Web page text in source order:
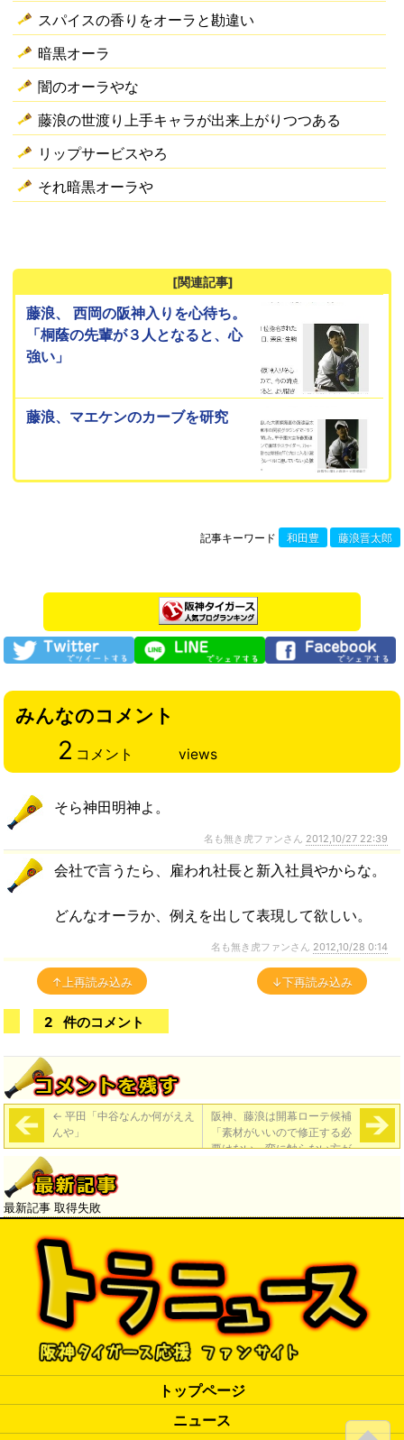
スパイスの香りをオーラと勘違い
暗黒オーラ
闇のオーラやな
藤浪の世渡り上手キャラが出来上がりつつある
リップサービスやろ
それ暗黒オーラや
[関連記事]
藤浪、 西岡の阪神入りを心待ち。
「桐蔭の先輩が３人となると、心
強い」
藤浪、マエケンのカーブを研究
記事キーワード 和田豊 藤浪晋太郎
みんなのコメント
2 コメント views
そら神田明神よ。
名も無き虎ファンさん 2012,10/27 22:39
会社で言うたら、雇われ社長と新入社員やからな。
どんなオーラか、例えを出して表現して欲しい。
名も無き虎ファンさん 2012,10/28 0:14
↑上再読み込み ↓下再読み込み
2 件のコメント
← 平田「中谷なんか何がええ
んや」
阪神、藤浪は開幕ローテ候補
「素材がいいので修正する必
要はない。変に触らない方が
最新記事 取得失敗
トップページ
ニュース